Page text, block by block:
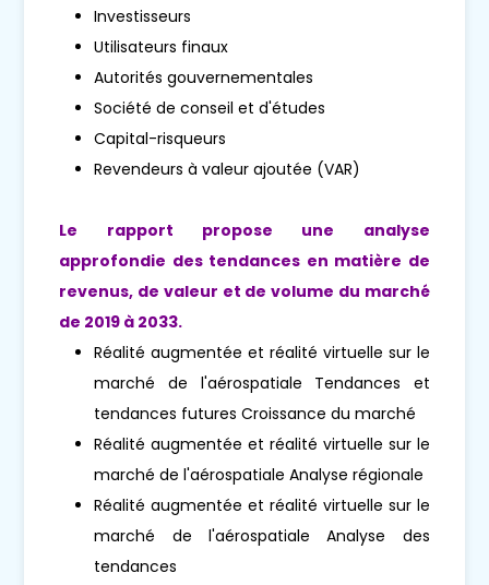
Investisseurs
Utilisateurs finaux
Autorités gouvernementales
Société de conseil et d'études
Capital-risqueurs
Revendeurs à valeur ajoutée (VAR)
Le rapport propose une analyse
approfondie des tendances en matière de
revenus, de valeur et de volume du marché
de 2019 à 2033.
Réalité augmentée et réalité virtuelle sur le
marché de l'aérospatiale Tendances et
tendances futures Croissance du marché
Réalité augmentée et réalité virtuelle sur le
marché de l'aérospatiale Analyse régionale
Réalité augmentée et réalité virtuelle sur le
marché de l'aérospatiale Analyse des
tendances